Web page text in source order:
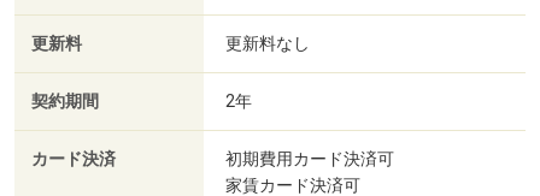
更新料 更新料なし
契約期間 2年
カード決済
初期費用カード決済可
家賃カード決済可